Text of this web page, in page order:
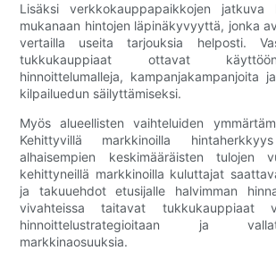
Lisäksi verkkokauppapaikkojen jatkuva
mukanaan hintojen läpinäkyvyyttä, jonka
vertailla useita tarjouksia helposti.
tukkukauppiaat ottavat
hinnoittelumalleja, kampanjakampanjoita
kilpailuedun säilyttämiseksi.
Myös alueellisten vaihteluiden
Kehittyvillä markkinoilla
alhaisempien keskimääräisten tulojen
kehittyneillä markkinoilla kuluttajat
ja takuuehdot etusijalle halvimman
vivahteissa taitavat tukkukauppiaat
hinnoittelustrategioitaan ja
markkinaosuuksia.